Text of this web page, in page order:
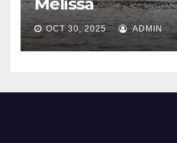
OCT 30, 2025 ADMIN